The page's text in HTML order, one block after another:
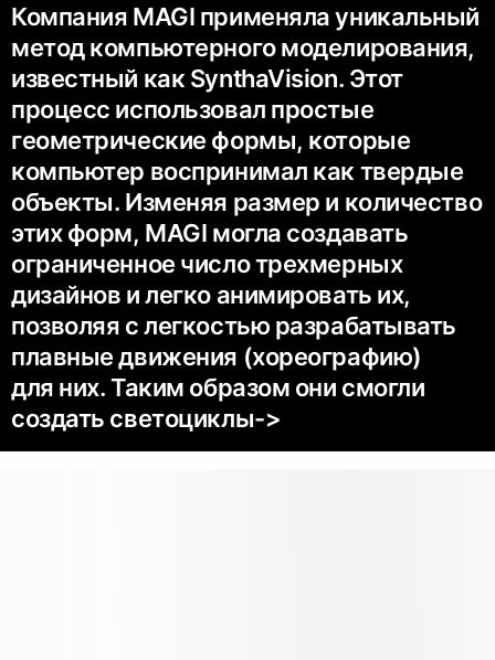
Компания MAGI применяла уникальный
метод компьютерного моделирования,
известный как SynthaVision. Этот
процесс использовал простые
геометрические формы, которые
компьютер воспринимал как твердые
объекты. Изменяя размер и количество
этих форм, MAGI могла создавать
ограниченное число трехмерных
дизайнов и легко анимировать их,
позволяя с легкостью разрабатывать
плавные движения (хореографию)
для них. Таким образом они смогли
создать светоциклы->